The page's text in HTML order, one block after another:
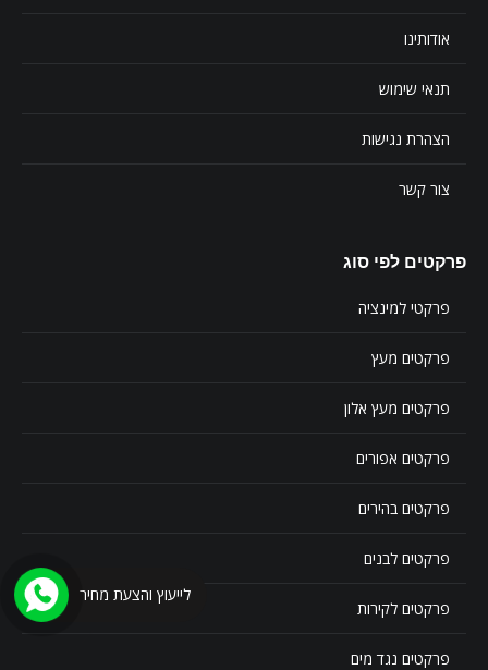
אודותינו
תנאי שימוש
הצהרת נגישות
צור קשר
פרקטים לפי סוג
פרקטי למינציה
פרקטים מעץ
פרקטים מעץ אלון
פרקטים אפורים
פרקטים בהירים
פרקטים לבנים
פרקטים לקירות
פרקטים נגד מים
לייעוץ והצעת מחיר